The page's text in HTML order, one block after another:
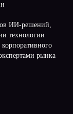
ИИ-решений,
технологии
рынка